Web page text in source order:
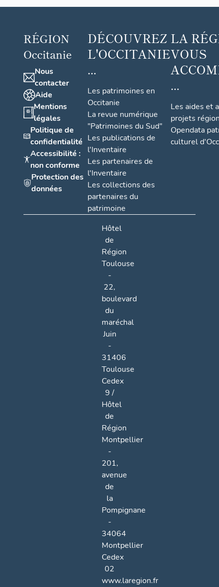
RÉGION
Occitanie
Nous
contacter
Aide
Mentions
légales
Politique de
confidentialité
Accessibilité :
non conforme
Protection des
données
DÉCOUVREZ
L'OCCITANIE
...
Les patrimoines en
Occitanie
La revue numérique
"Patrimoines du Sud"
Les publications de
l'Inventaire
Les partenaires de
l'Inventaire
Les collections des
partenaires du
patrimoine
LA
VOUS
...
Les aides et
projets
Opendata
culturel
Hôtel
de
Région
Toulouse
-
22,
boulevard
du
maréchal
Juin
-
31406
Toulouse
Cedex
9 /
Hôtel
de
Région
Montpellier
-
201,
avenue
de
la
Pompignane
-
34064
Montpellier
Cedex
02
www.laregion.fr